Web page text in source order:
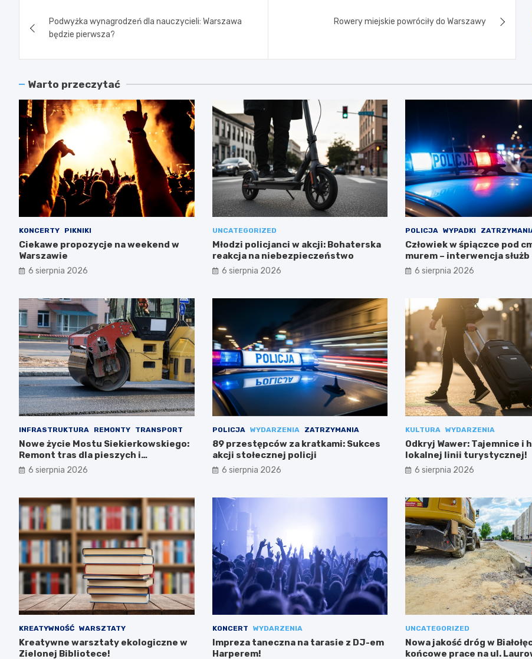
wpisuPodwyżka wynagrodzeń dla nauczycieli: Warszawa
będzie pierwsza?
Rowery miejskie powróciły do Warszawy
Warto przeczytać
KONCERTY PIKNIKI
Ciekawe propozycje na weekend w
Warszawie
6 sierpnia 2026
UNCATEGORIZED
Młodzi policjanci w akcji: Bohaterska
reakcja na niebezpieczeństwo
6 sierpnia 2026
POLICJA WYPADKI
Człowiek w śpiączce pod
murem – interwencja służb
6 sierpnia 2026
INFRASTRUKTURA REMONTY TRANSPORT
Nowe życie Mostu Siekierkowskiego:
Remont tras dla pieszych i
rowerzystów
6 sierpnia 2026
POLICJA WYDARZENIA ZATRZYMANIA
89 przestępców za kratkami: Sukces
akcji stołecznej policji
6 sierpnia 2026
KULTURA WYDARZENIA
Odkryj Wawer: Tajemnice i
lokalnej linii turystycznej!
6 sierpnia 2026
KREATYWNOŚĆ WARSZTATY
Kreatywne warsztaty ekologiczne w
Zielonej Bibliotece!
KONCERT WYDARZENIA
Impreza taneczna na tarasie z DJ-em
Harperem!
UNCATEGORIZED
Nowa jakość dróg w
końcowe prace na ul.